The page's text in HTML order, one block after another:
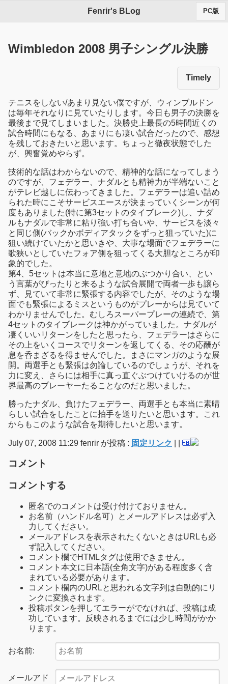
Fenrir's BLog PC版
Wimbledon 2008 男子シングル決勝
Timely
テニスをしない/あまり見ない僕ですが、ウィンブルドン
は毎年それなりに見ていたりします。今日も男子の決勝を
最後まで見てしまいました。決勝史上最長の5時間近くの
試合時間にもなる、あまりにも凄い試合だったので、感想
を残しておきたいと思います。ちょっと徹夜状態でした
が、興奮覚めやらず。
技術的な話はわからないので、精神的な話になってしまう
のですが、フェデラー、ナダルとも精神力が半端ないこと
がテレビ越しに伝わってきました。フェデラーは追い詰め
られた時にこそサービスエースが決まっていくシーンが何
度もありました(特に第3セットのタイブレーク)し、ナダ
ルもナダルで非常に粘り強い打ち合いや、サービスを淡々
と同じ側(バックかボディアタックをずっと狙っていた)に
狙い続けていたかと思いきや、大事な場面でフェデラーに
歌狭いとしていたフォア側を狙ってくる大胆なところが印
象的でした。
第4、5セットは本当に意地と意地のぶつかり合い、とい
う言葉がぴったりと来るような試合展開で両者一歩も譲ら
ず、見ていて非常に緊張する内容でしたが、そのような場
面でも緊張によるミスというものがプレーからは見ていて
わかりませんでした。むしろスーパープレーの連続で、第
4セットのタイブレークは神かがっていました。ナダルが
凄くいいリターンをしたと思ったら、フェデラーはさらに
その上をいくコースでリターンを返してくる、その応酬が
息を呑まざるを得ませんでした。まさにマンガのような展
開。両選手とも緊張は勿論しているのでしょうが、それを
力に変え、さらには相手に真っ直ぐぶつけていけるのが世
界最高のプレーヤーたることなのだと思いました。
勝ったナダル、負けたフェデラー、両選手とも本当に素晴
らしい試合をしたことに拍手を送りたいと思います。これ
からもこのような試合を期待したいと思います。
July 07, 2008 11:29 fenrir が投稿 : 固定リンク
コメント
コメントする
匿名でのコメントは受け付けておりません。
お名前（ハンドル名可）とメールアドレスは必ず入
力してください。
メールアドレスを表示されたくないときはURLも必
ず記入してください。
コメント欄でHTMLタグは使用できません。
コメント本文に日本語(全角文字)がある程度多く含
まれている必要があります。
コメント欄内のURLと思われる文字列は自動的にリ
ンクに変換されます。
投稿ボタンを押してエラーがでなければ、投稿は成
功しています。反映されるまでには少し時間がかか
ります。
お名前:
メールアド